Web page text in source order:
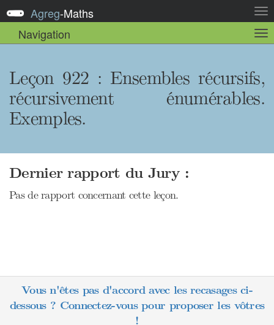
la
Agreg-Maths
Navigation
la
Leçon 922 : Ensembles récursifs,
récursivement énumérables.
Exemples.
Dernier rapport du Jury :
Pas de rapport concernant cette leçon.
Vous n'êtes pas d'accord avec les recasages ci-
dessous ? Connectez-vous pour proposer les vôtres
!